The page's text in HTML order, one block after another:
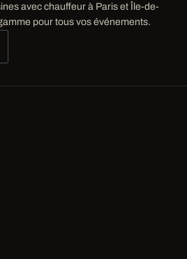
avec chauffeur à Paris et Île-de-
pour tous vos événements.